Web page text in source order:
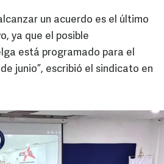
un acuerdo es el último
ya que el posible
está programado para el
junio”, escribió el sindicato en